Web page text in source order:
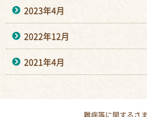
2023年4月
2022年12月
2021年4月
難病等に関するさ